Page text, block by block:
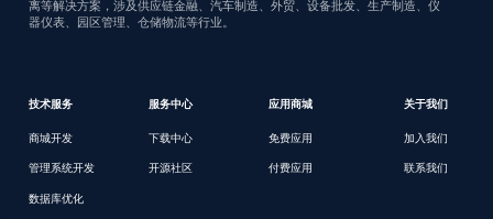
离等解决方案，涉及供应链金融、汽车制造、外贸、设备批发、生产制造、仪
器仪表、园区管理、仓储物流等行业。
技术服务
商城开发
管理系统开发
数据库优化
服务中心
下载中心
开源社区
应用商城
免费应用
付费应用
关于我们
加入我们
联系我们